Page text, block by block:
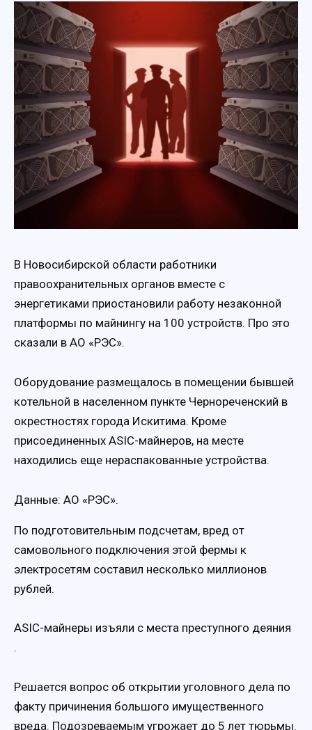
В Новосибирской области работники
правоохранительных органов вместе с
энергетиками приостановили работу незаконной
платформы по майнингу на 100 устройств. Про это
сказали в АО «РЭС».
Оборудование размещалось в помещении бывшей
котельной в населенном пункте Чернореченский в
окрестностях города Искитима. Кроме
присоединенных ASIC-майнеров, на месте
находились еще нераспакованные устройства.
Данные: АО «РЭС».
По подготовительным подсчетам, вред от
самовольного подключения этой фермы к
электросетям составил несколько миллионов
рублей.
ASIC-майнеры изъяли с места преступного деяния
.
Решается вопрос об открытии уголовного дела по
факту причинения большого имущественного
вреда. Подозреваемым угрожает до 5 лет тюрьмы.